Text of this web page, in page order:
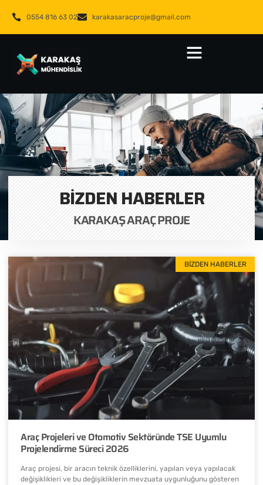
0554 816 63 02 karakasaracproje@gmail.com
BIZDEN HABERLER
KARAKAŞ ARAÇ PROJE
BIZDEN HABERLER
Araç Projeleri ve Otomotiv Sektöründe TSE Uyumlu
Projelendirme Süreci 2026
Araç projesi, bir aracın teknik özelliklerini, yapılan veya yapılacak
değişiklikleri ve bu değişikliklerin mevzuata uygunluğunu gösteren